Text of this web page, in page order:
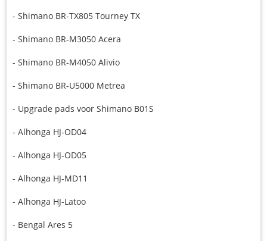
- Shimano BR-TX805 Tourney TX
- Shimano BR-M3050 Acera
- Shimano BR-M4050 Alivio
- Shimano BR-U5000 Metrea
- Upgrade pads voor Shimano B01S
- Alhonga HJ-OD04
- Alhonga HJ-OD05
- Alhonga HJ-MD11
- Alhonga HJ-Latoo
- Bengal Ares 5